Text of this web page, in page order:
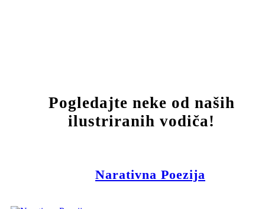
Pogledajte neke od naših
ilustriranih vodiča!
Narativna Poezija